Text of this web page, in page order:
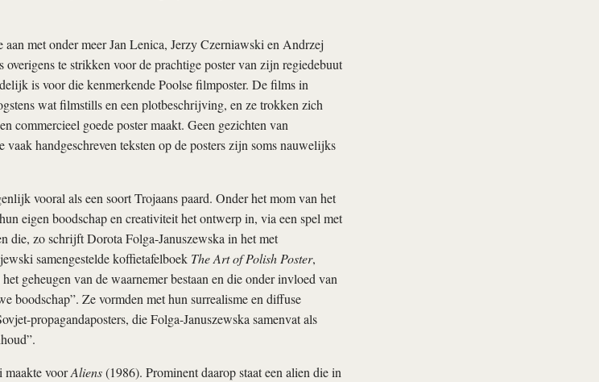
met onder meer Jan Lenica, Jerzy Czerniawski en Andrzej
te strikken voor de prachtige poster van zijn regiedebuut
is voor die kenmerkende Poolse filmposter. De films in
wat filmstills en een plotbeschrijving, en ze trokken zich
commercieel goede poster maakt. Geen gezichten van
handgeschreven teksten op de posters zijn soms nauwelijks
vooral als een soort Trojaans paard. Onder het mom van het
eigen boodschap en creativiteit het ontwerp in, via een spel met
die, zo schrijft Dorota Folga-Januszewska in het met
samengestelde koffietafelboek The Art of Polish Poster,
geheugen van de waarnemer bestaan en die onder invloed van
boodschap”. Ze vormden met hun surrealisme en diffuse
propagandaposters, die Folga-Januszewska samenvat als
maakte voorAliens(1986). Prominent daarop staat een alien die in